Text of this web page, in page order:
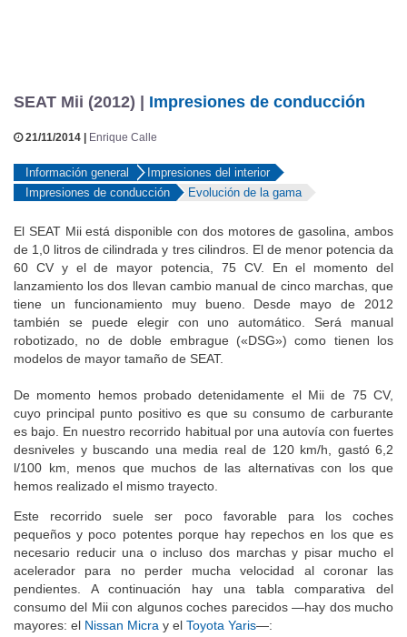
SEAT Mii (2012) | Impresiones de conducción
21/11/2014 | Enrique Calle
Información general
Impresiones del interior
Impresiones de conducción
Evolución de la gama
El SEAT Mii está disponible con dos motores de gasolina, ambos
de 1,0 litros de cilindrada y tres cilindros. El de menor potencia da
60 CV y el de mayor potencia, 75 CV. En el momento del
lanzamiento los dos llevan cambio manual de cinco marchas, que
tiene un funcionamiento muy bueno. Desde mayo de 2012
también se puede elegir con uno automático. Será manual
robotizado, no de doble embrague («DSG») como tienen los
modelos de mayor tamaño de SEAT.
De momento hemos probado detenidamente el Mii de 75 CV,
cuyo principal punto positivo es que su consumo de carburante
es bajo. En nuestro recorrido habitual por una autovía con fuertes
desniveles y buscando una media real de 120 km/h, gastó 6,2
l/100 km, menos que muchos de las alternativas con los que
hemos realizado el mismo trayecto.
Este recorrido suele ser poco favorable para los coches
pequeños y poco potentes porque hay repechos en los que es
necesario reducir una o incluso dos marchas y pisar mucho el
acelerador para no perder mucha velocidad al coronar las
pendientes. A continuación hay una tabla comparativa del
consumo del Mii con algunos coches parecidos —hay dos mucho
mayores: el Nissan Micra y el Toyota Yaris—: